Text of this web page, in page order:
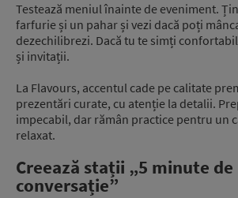
Testează meniul înainte de eveniment.
farfurie și un pahar și vezi dacă poți
dezechilibrezi. Dacă tu te simți
și invitații.
La Flavours, accentul cade pe calitate
prezentări curate, cu atenție la detalii.
impecabil, dar rămân practice pentru un
relaxat.
Creează stații „5 minute de
conversație”